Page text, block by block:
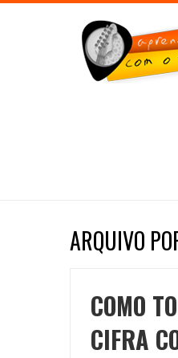
ARQUIVO
COMO
CIFRA